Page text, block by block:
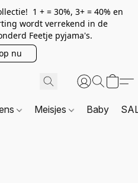
1 + = 30%, 3+ = 40% en
wordt verrekend in de
Feetje pyjama's.
nu
Meisjes Baby